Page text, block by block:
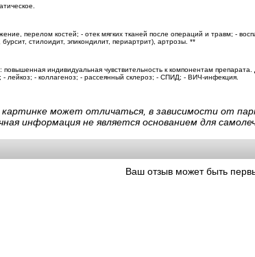
перелом костей; - отек мягких тканей после операций и травм; -
бурсит, стилоидит, эпикондилит, периартрит), артрозы. **
индивидуальная чувствительность к компонентам
- лейкоз; - коллагеноз; - рассеянный склероз; - СПИД; - ВИЧ-инфекция.
картинке может отличаться, в зависимости от
информация не является основанием для
Ваш отзыв может быть